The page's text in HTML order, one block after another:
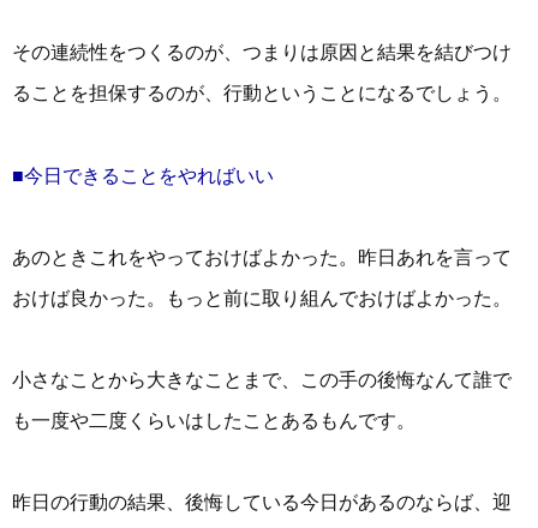
その連続性をつくるのが、つまりは原因と結果を結びつけ
ることを担保するのが、行動ということになるでしょう。
■今日できることをやればいい
あのときこれをやっておけばよかった。昨日あれを言って
おけば良かった。もっと前に取り組んでおけばよかった。
小さなことから大きなことまで、この手の後悔なんて誰で
も一度や二度くらいはしたことあるもんです。
昨日の行動の結果、後悔している今日があるのならば、迎